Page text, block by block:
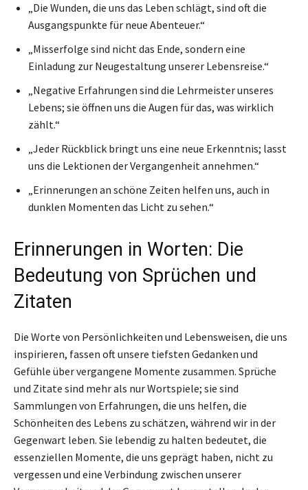
„Die Wunden, die uns das Leben schlägt, sind oft die
Ausgangspunkte für neue Abenteuer.“
„Misserfolge sind nicht das Ende, sondern eine
Einladung zur Neugestaltung unserer Lebensreise.“
„Negative Erfahrungen sind die Lehrmeister unseres
Lebens; sie öffnen uns die Augen für das, was wirklich
zählt.“
„Jeder Rückblick bringt uns eine neue Erkenntnis; lasst
uns die Lektionen der Vergangenheit annehmen.“
„Erinnerungen an schöne Zeiten helfen uns, auch in
dunklen Momenten das Licht zu sehen.“
Erinnerungen in Worten: Die
Bedeutung von Sprüchen und
Zitaten
Die Worte von Persönlichkeiten und Lebensweisen, die uns
inspirieren, fassen oft unsere tiefsten Gedanken und
Gefühle über vergangene Momente zusammen. Sprüche
und Zitate sind mehr als nur Wortspiele; sie sind
Sammlungen von Erfahrungen, die uns helfen, die
Schönheiten des Lebens zu schätzen, während wir in der
Gegenwart leben. Sie lebendig zu halten bedeutet, die
essenziellen Momente, die uns geprägt haben, nicht zu
vergessen und eine Verbindung zwischen unserer